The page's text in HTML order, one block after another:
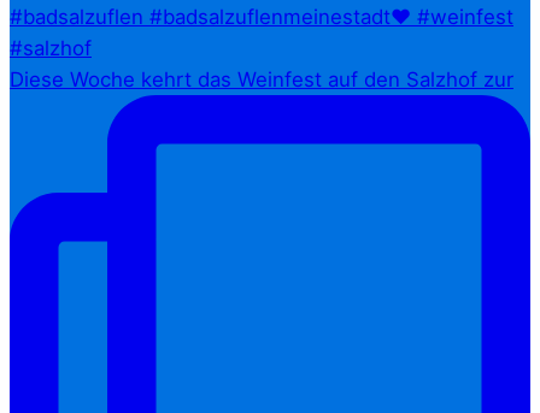
Diese Woche kehrt das Weinfest auf den Salzhof zur